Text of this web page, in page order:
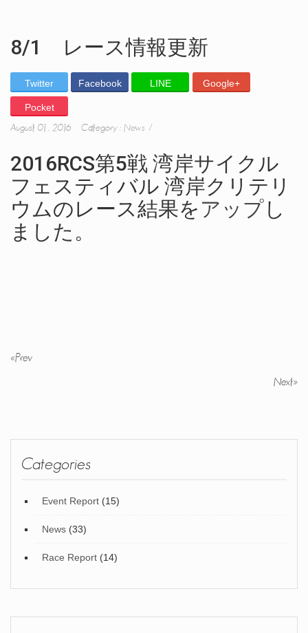
8/1 レース情報更新
Twitter Facebook LINE Google+
Pocket
August 01, 2016 Category : News
2016RCS第5戦 湾岸サイクル
フェスティバル 湾岸クリテリ
ウムのレース結果を アップし
ました。
«Prev
Next»
Categories
Event Report (15)
News (33)
Race Report (14)